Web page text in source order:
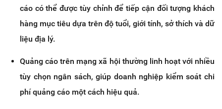
cáo có thể được tùy chỉnh để tiếp cận đối tượng khách
hàng mục tiêu dựa trên độ tuổi, giới tính, sở thích và dữ
liệu địa lý.
Quảng cáo trên mạng xã hội thường linh hoạt với nhiều
tùy chọn ngân sách, giúp doanh nghiệp kiểm soát chi
phí quảng cáo một cách hiệu quả.